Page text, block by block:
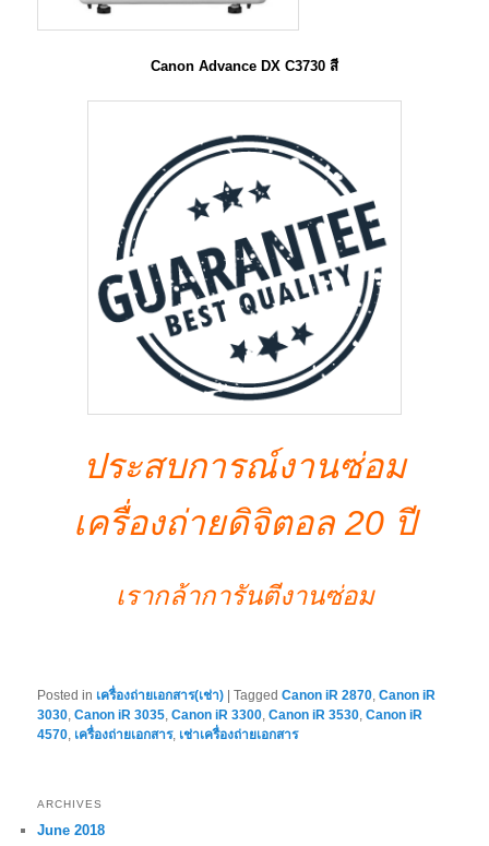
Canon Advance DX C3730 สี
ประสบการณ์งานซ่อม
เครื่องถ่ายดิจิตอล 20 ปี
เรากล้าการันตีงานซ่อม
Posted in เครื่องถ่ายเอกสาร(เช่า) |Tagged Canon iR 2870,Canon iR
3030,Canon iR 3035,Canon iR 3300,Canon iR 3530,Canon iR
4570, เครื่องถ่ายเอกสาร, เช่าเครื่องถ่ายเอกสาร
ARCHIVES
June 2018